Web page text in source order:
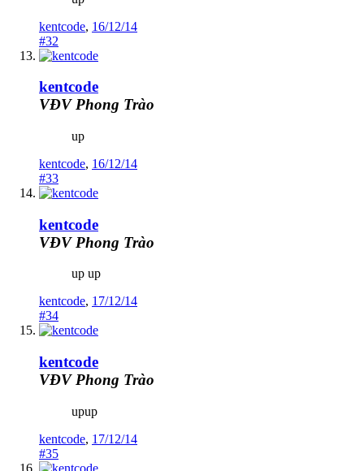
kentcode, 16/12/14
#32
kentcode
VĐV Phong Trào
up
kentcode, 16/12/14
#33
kentcode
VĐV Phong Trào
up up
kentcode, 17/12/14
#34
kentcode
VĐV Phong Trào
upup
kentcode, 17/12/14
#35